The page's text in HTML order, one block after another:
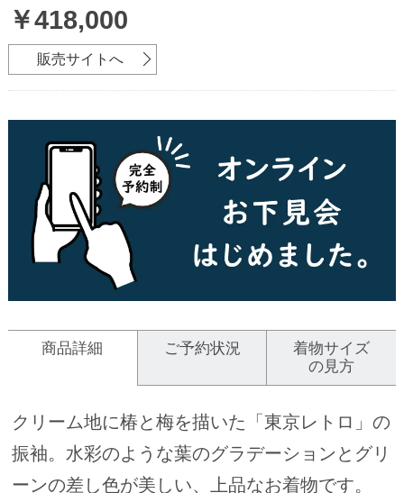
￥418,000
販売サイトへ
商品詳細 ご予約状況
着物サイズ
の見方
クリーム地に椿と梅を描いた「東京レトロ」の
振袖。水彩のような葉のグラデーションとグリ
ーンの差し色が美しい、上品なお着物です。